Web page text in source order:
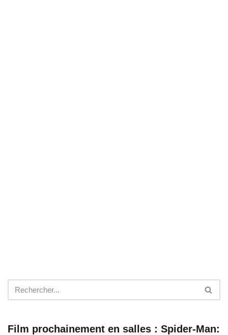
Film prochainement en salles : Spider-Man: